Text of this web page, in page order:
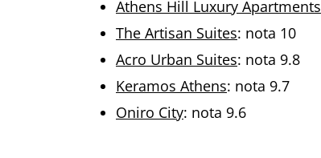
Athens Hill Luxury Apartments
The Artisan Suites: nota 10
Acro Urban Suites: nota 9.8
Keramos Athens: nota 9.7
Oniro City: nota 9.6